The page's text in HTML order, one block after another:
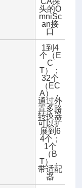
头的O
mniSc
an接
口
1到4
个（E
C
T）；
32个
（EC
A），
通过外
置多路
转换器
可以扩
展到6
4个；
1个
（B
T），
带适配
器